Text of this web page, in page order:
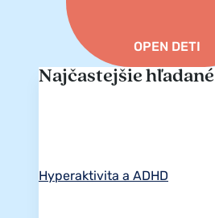
OPEN DETI
Najčastejšie hľadané
Hyperaktivita a ADHD